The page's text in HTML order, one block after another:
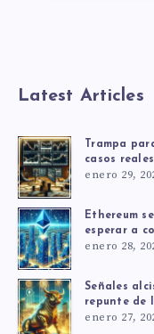
Latest Articles
Trampa
casos reales
enero 29,
Ethereum
esperar a
enero 28,
Señales
repunte de
enero 27,